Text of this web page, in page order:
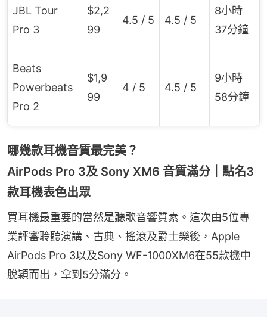
JBL Tour
Pro 3
$2,2
99
4.5 / 5 4.5 / 5
8小時
37分鐘
Beats
Powerbeats
Pro 2
$1,9
99
4 / 5 4.5 / 5
9小時
58分鐘
哪幾款耳機音質最完美？
AirPods Pro 3及 Sony XM6 音質滿分｜點名3
款耳機表色出眾
買耳機最重要的當然是聽歌音響質素。這次由5位專
業評審聆聽演講、古典、搖滾及爵士樂後，Apple
AirPods Pro 3以及Sony WF-1000XM6在55款機中
脫穎而出，拿到5分滿分。